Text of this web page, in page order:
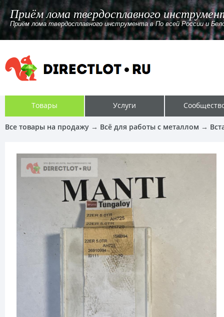
Приём лома твердосплавного
Приём лома твердосплавного инструмента в По всей России и
Товары Услуги
Все товары на продажу → Всё для работы с металлом →